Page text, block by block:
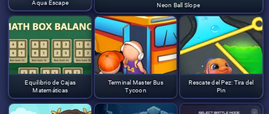
Neon Ball Slope
Aqua Escape
Equilibrio de Cajas
Matemáticas
Terminal Master Bus
Tycoon
Rescate del Pez: Tira del
Pin